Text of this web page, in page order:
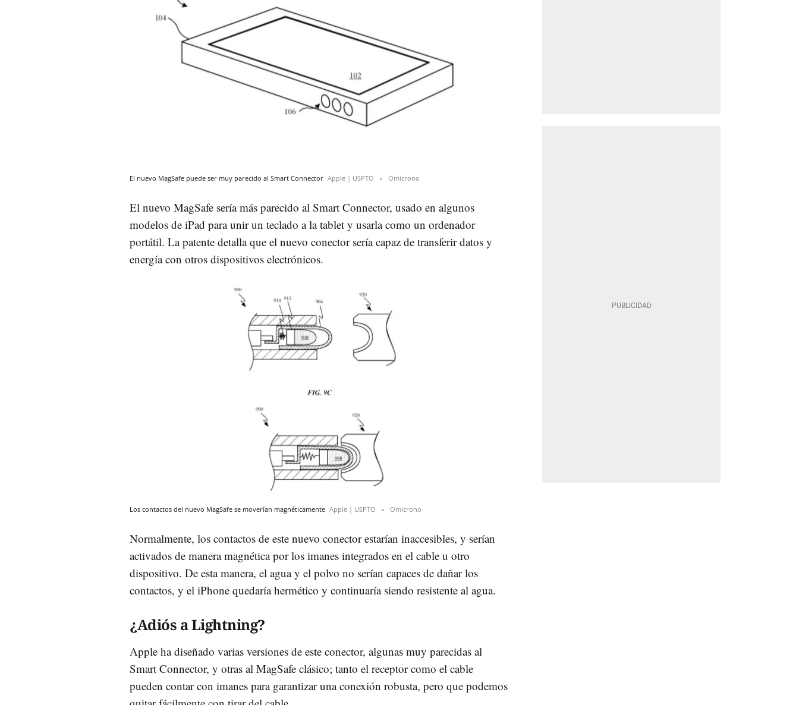
El nuevo MagSafe puede ser muy parecido al Smart Connector Apple | USPTO Omicrono
El nuevo MagSafe sería más parecido al Smart Connector, usado en algunos
modelos de iPad para unir un teclado a la tablet y usarla como un ordenador
portátil. La patente detalla que el nuevo conector sería capaz de transferir datos y
energía con otros dispositivos electrónicos.
Los contactos del nuevo MagSafe se moverían magnéticamente Apple | USPTO Omicrono
Normalmente, los contactos de este nuevo conector estarían inaccesibles, y serían
activados de manera magnética por los imanes integrados en el cable u otro
dispositivo. De esta manera, el agua y el polvo no serían capaces de dañar los
contactos, y el iPhone quedaría hermético y continuaría siendo resistente al agua.
¿Adiós a Lightning?
Apple ha diseñado varias versiones de este conector, algunas muy parecidas al
Smart Connector, y otras al MagSafe clásico; tanto el receptor como el cable
pueden contar con imanes para garantizar una conexión robusta, pero que podemos